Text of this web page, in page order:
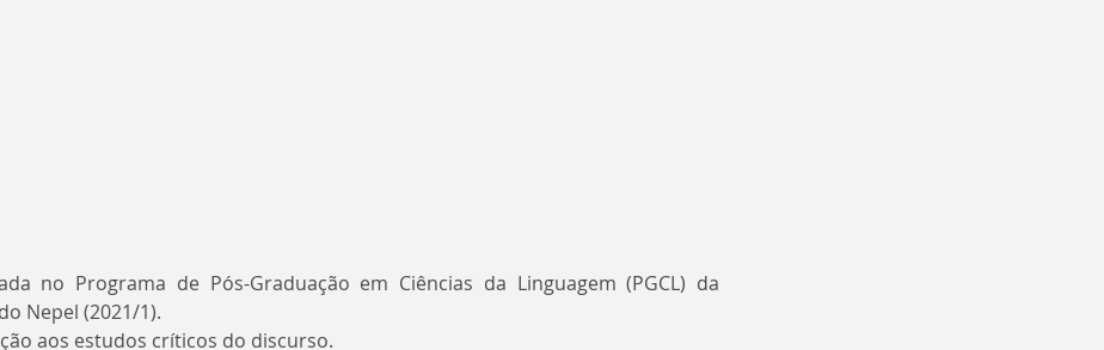
no Programa de Pós-Graduação em Ciências da Linguagem (PGCL) da
Nepel (2021/1).
aos estudos críticos do discurso.